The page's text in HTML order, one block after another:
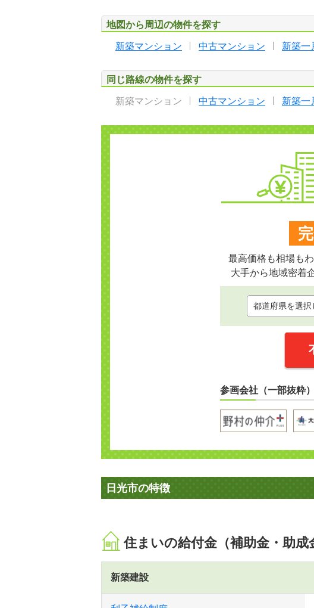
地図から周辺の物件を探す
新築マンション 中古マンション 新築一
同じ路線の物件を探す
新築マンション 中古マンション 新築一
最高価格も相場も
大手から地域密着
参画会社（一部抜粋）
日光市の特徴
住まいの給付金（補助金・助成
新築建設